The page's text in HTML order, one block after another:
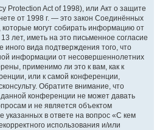
Protection Act of 1998), или Акт о защите
от 1998 г. — это закон Соединённых
могут собирать информацию от
лет, иметь на это письменное согласие
вида подтверждения того, что
информации от несовершеннолетних
применимо ли это к вам, как к
или к самой конференции,
Обратите внимание, что
конференции не может давать
и не является объектом
указанных в ответе на вопрос «С кем
использования и/или